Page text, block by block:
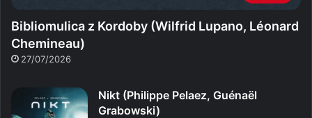
Bibliomulica z Kordoby (Wilfrid Lupano, Léonard
Chemineau)
27/07/2026
Nikt (Philippe Pelaez, Guénaël
Grabowski)